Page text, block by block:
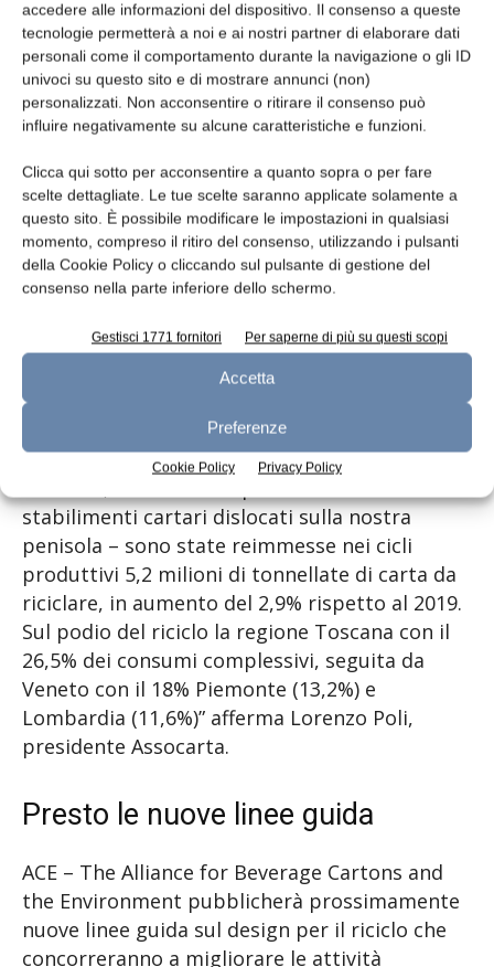
accedere alle informazioni del dispositivo. Il consenso a queste
tecnologie permetterà a noi e ai nostri partner di elaborare dati
personali come il comportamento durante la navigazione o gli ID
univoci su questo sito e di mostrare annunci (non)
personalizzati. Non acconsentire o ritirare il consenso può
influire negativamente su alcune caratteristiche e funzioni.
Clicca qui sotto per acconsentire a quanto sopra o per fare
scelte dettagliate. Le tue scelte saranno applicate solamente a
questo sito. È possibile modificare le impostazioni in qualsiasi
momento, compreso il ritiro del consenso, utilizzando i pulsanti
della Cookie Policy o cliccando sul pulsante di gestione del
consenso nella parte inferiore dello schermo.
Gestisci 1771 fornitori Per saperne di più su questi scopi
Accetta
Preferenze
Cookie Policy Privacy Policy
l’emergenza sanitaria in cui si è registrata una
riduzione della produzione dei rifiuti. Ciò
nonostante, le raccolte differenziate hanno
tenuto, in particolare quella di carta e cartone
– ha dichiarato Roberto di Molfetta,
vicedirettore Comieco. La filiera della carta è
stata individuata nel PNRR come settore faro
con 150 milioni di euro. Un’occasione
importante per dotare il Paese di una rete
d’impianti per la separazione dei cartoni per
“Un tasso di riciclo dell’87% quello degli
imballaggi in carta raggiunto grazie alle
cartiere, centro nevralgico e necessario del
processo di recupero della carta da riciclare.
stabilimenti cartari dislocati sulla nostra
penisola – sono state reimmesse nei cicli
produttivi 5,2 milioni di tonnellate di carta da
riciclare, in aumento del 2,9% rispetto al 2019.
Sul podio del riciclo la regione Toscana con il
26,5% dei consumi complessivi, seguita da
Veneto con il 18% Piemonte (13,2%) e
Lombardia (11,6%)” afferma Lorenzo Poli,
presidente Assocarta.
Presto le nuove linee guida
ACE – The Alliance for Beverage Cartons and
the Environment pubblicherà prossimamente
nuove linee guida sul design per il riciclo che
concorreranno a migliorare le attività